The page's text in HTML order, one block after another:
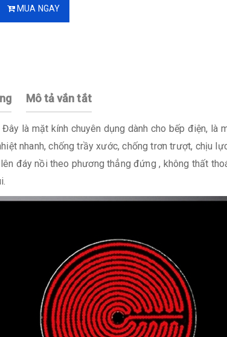
MUA NGAY
Mô tả vắn tắt
là mặt kính chuyên dụng dành cho bếp điện, là
nhanh, chống trầy xước, chống trơn trượt, chịu
đáy nồi theo phương thẳng đứng , không thất